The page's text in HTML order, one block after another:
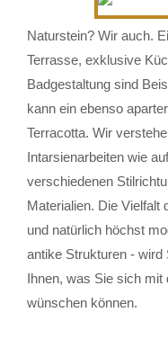
Naturstein? Wir auch.
Terrasse, exklusive
Badgestaltung sind
kann ein ebenso
Terracotta. Wir
Intarsienarbeiten wie
verschiedenen
Materialien. Die Vielfalt
und natürlich höchst
antike Strukturen -
Ihnen, was Sie sich mit
wünschen können.